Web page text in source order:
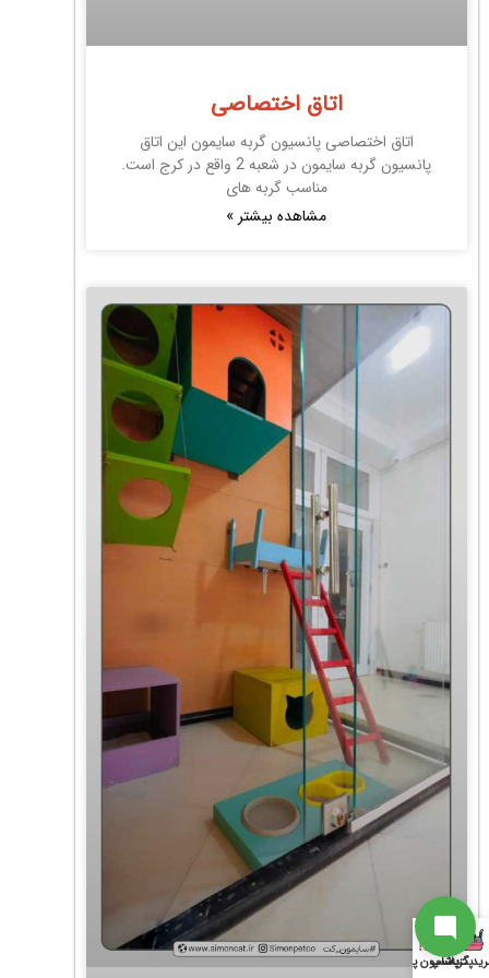
اتاق اختصاصی
اتاق اختصاصی پانسیون گربه سایمون این اتاق
پانسیون گربه سایمون در شعبه 2 واقع در کرج است.
مناسب گربه های
مشاهده بیشتر »
ارتباط با پشتیبانی
از آخرین تخفیفات ما باخبر شو
سابسکرایب
به جمع ما اضافه شو
ارتباط با پشتیبان
گربه
پت شاپ
پانسیون پت